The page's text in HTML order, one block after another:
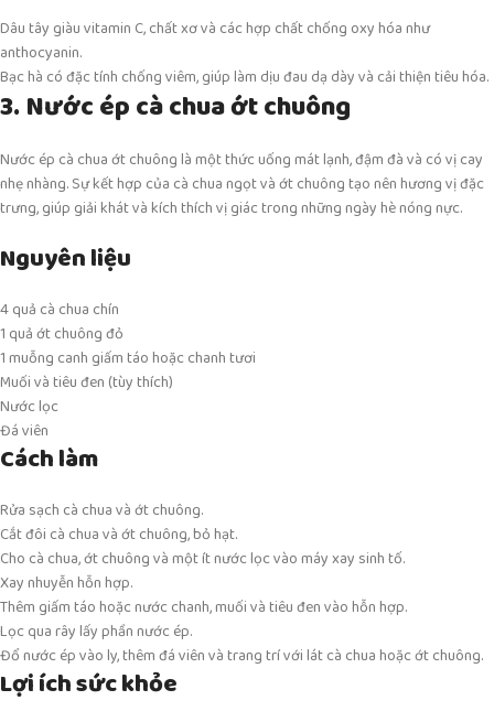
Dâu tây giàu vitamin C, chất xơ và các hợp chất chống oxy hóa như
anthocyanin.
Bạc hà có đặc tính chống viêm, giúp làm dịu đau dạ dày và cải thiện tiêu hóa.
3. Nước ép cà chua ớt chuông
Nước ép cà chua ớt chuông là một thức uống mát lạnh, đậm đà và có vị cay
nhẹ nhàng. Sự kết hợp của cà chua ngọt và ớt chuông tạo nên hương vị đặc
trưng, giúp giải khát và kích thích vị giác trong những ngày hè nóng nực.
Nguyên liệu
4 quả cà chua chín
1 quả ớt chuông đỏ
1 muỗng canh giấm táo hoặc chanh tươi
Muối và tiêu đen (tùy thích)
Nước lọc
Đá viên
Cách làm
Rửa sạch cà chua và ớt chuông.
Cắt đôi cà chua và ớt chuông, bỏ hạt.
Cho cà chua, ớt chuông và một ít nước lọc vào máy xay sinh tố.
Xay nhuyễn hỗn hợp.
Thêm giấm táo hoặc nước chanh, muối và tiêu đen vào hỗn hợp.
Lọc qua rây lấy phần nước ép.
Đổ nước ép vào ly, thêm đá viên và trang trí với lát cà chua hoặc ớt chuông.
Lợi ích sức khỏe